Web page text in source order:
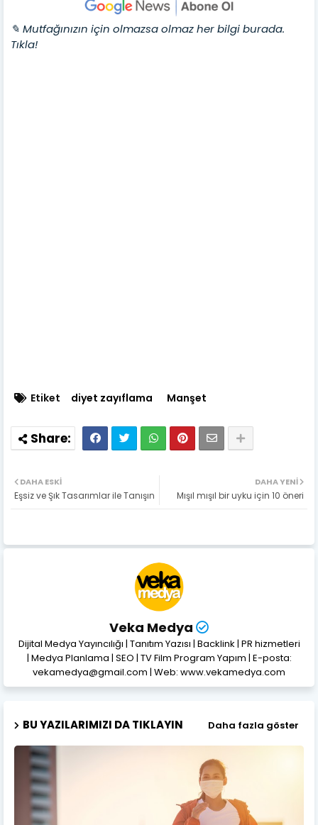
✎ Mutfağınızın için olmazsa olmaz her bilgi burada.
Tıkla!
Etiket diyet zayıflama Manşet
DAHA YENI
Mışıl mışıl bir uyku için 10 öneri
DAHA ESKI
Eşsiz ve Şık Tasarımlar ile Tanışın
Veka Medya
Dijital Medya Yayıncılığı | Tanıtım Yazısı | Backlink | PR hizmetleri
| Medya Planlama | SEO | TV Film Program Yapım | E-posta:
vekamedya@gmail.com | Web: www.vekamedya.com
BU YAZILARIMIZI DA TIKLAYIN Daha fazla göster